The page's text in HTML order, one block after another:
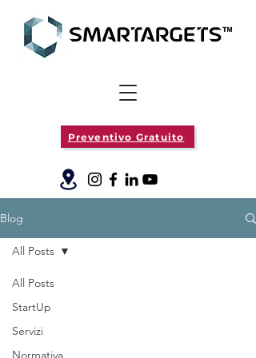
Preventivo Gratuito
Blog
All Posts
StartUp
Servizi
Normativa
All Posts